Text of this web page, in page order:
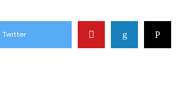
Twitter